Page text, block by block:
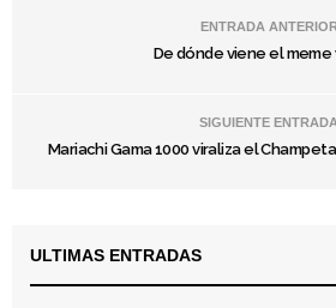
ENTRADA
De dónde viene el meme
SIGUIENTE
Mariachi Gama 1000 viraliza el
ULTIMAS ENTRADAS